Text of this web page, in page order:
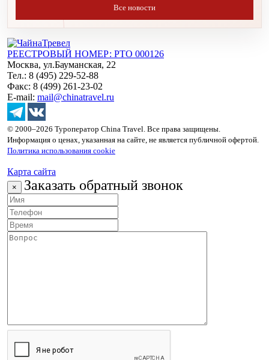
Все новости
РЕЕСТРОВЫЙ НОМЕР: РТО 000126
Москва, ул.Бауманская, 22
Тел.: 8 (495) 229-52-88
Факс: 8 (499) 261-23-02
E-mail: mail@chinatravel.ru
© 2000–2026 Туроператор China Travel. Все права защищены.
Информация о ценах, указанная на сайте, не является публичной офертой.
Политика использования cookie
Карта сайта
× Заказать обратный звонок